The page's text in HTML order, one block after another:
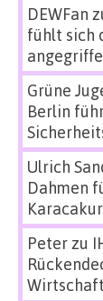
DEWFan
fühlt sich
Grüne
Berlin
Ulrich
Dahmen
Peterzu